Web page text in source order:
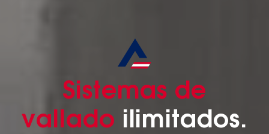
Sistemas de
vallado ilimitados.